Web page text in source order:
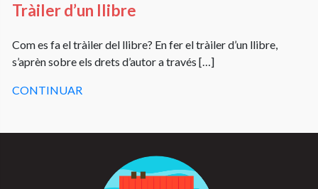
Tràiler d’un llibre
Com es fa el tràiler del llibre? En fer el tràiler d’un llibre,
s’aprèn sobre els drets d’autor a través […]
CONTINUAR